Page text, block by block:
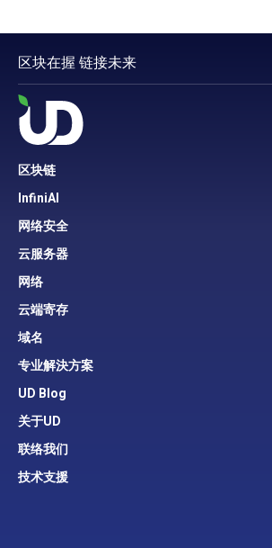
区块在握 链接未来
区块链
InfiniAI
网络安全
云服务器
网络
云端寄存
域名
专业解決方案
UD Blog
关于UD
联络我们
技术支援